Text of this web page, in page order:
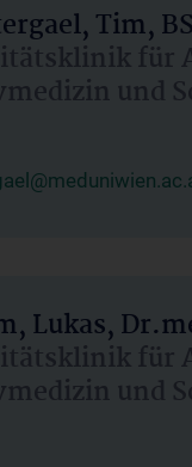
Tim,
für
und
Lukas,
für
und